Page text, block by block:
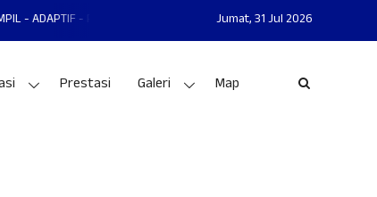
- PRESTASI MAN 1 GUNUNGKIDUL MANTAP - MANDIRI -
Jumat,31 Jul 2026
Prestasi Galeri Map